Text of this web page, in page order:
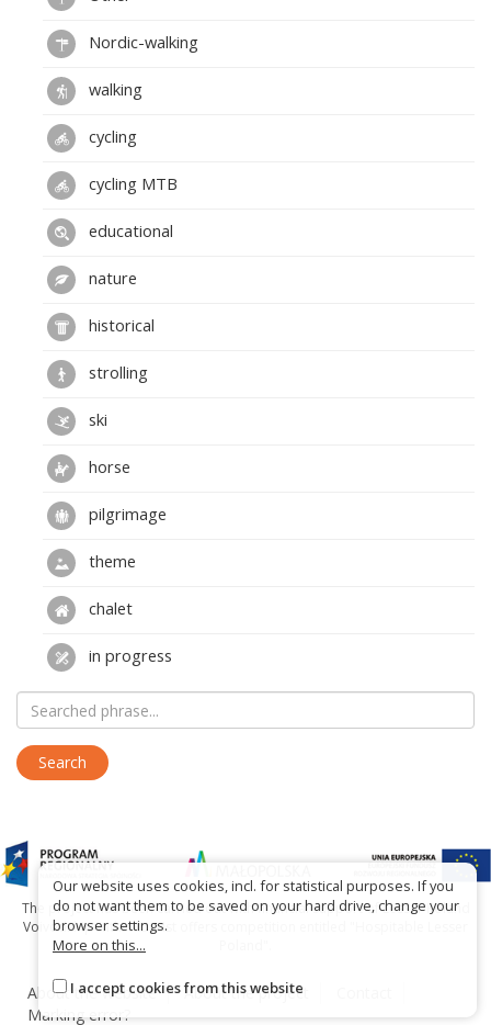
Nordic-walking
walking
cycling
cycling MTB
educational
nature
historical
strolling
ski
horse
pilgrimage
theme
chalet
in progress
The project has been carried out with financial support of Lesser Poland
Voivodship within tourist offers competition entitled "Hospitable Lesser
About the website About the project
Marking error?
Our website uses cookies, incl. for statistical purposes. If you
do not want them to be saved on your hard drive, change your
browser settings.
More on this...
I accept cookies from this website